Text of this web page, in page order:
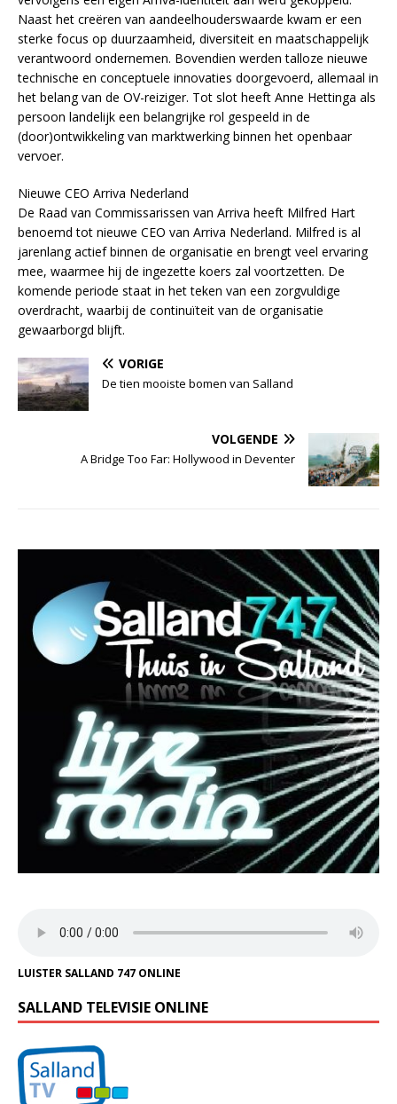
Naast het creëren van aandeelhouderswaarde kwam er een
sterke focus op duurzaamheid, diversiteit en maatschappelijk
verantwoord ondernemen. Bovendien werden talloze nieuwe
technische en conceptuele innovaties doorgevoerd, allemaal in
het belang van de OV-reiziger. Tot slot heeft Anne Hettinga als
persoon landelijk een belangrijke rol gespeeld in de
(door)ontwikkeling van marktwerking binnen het openbaar
vervoer.
Nieuwe CEO Arriva Nederland
De Raad van Commissarissen van Arriva heeft Milfred Hart
benoemd tot nieuwe CEO van Arriva Nederland. Milfred is al
jarenlang actief binnen de organisatie en brengt veel ervaring
mee, waarmee hij de ingezette koers zal voortzetten. De
komende periode staat in het teken van een zorgvuldige
overdracht, waarbij de continuïteit van de organisatie
gewaarborgd blijft.
VORIGE
De tien mooiste bomen van Salland
VOLGENDE
A Bridge Too Far: Hollywood in Deventer
LUISTER SALLAND 747 ONLINE
SALLAND TELEVISIE ONLINE